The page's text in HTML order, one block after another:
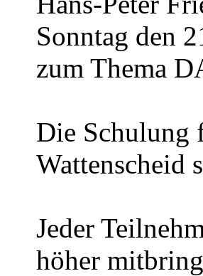
Sonntag den
zum Thema
Die Schulung
Wattenscheid
Jeder
höher